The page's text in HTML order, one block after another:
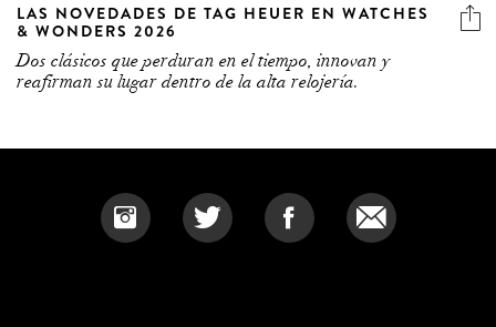
LAS NOVEDADES DE TAG HEUER EN WATCHES
& WONDERS 2026
Dos clásicos que perduran en el tiempo, innovan y
reafirman su lugar dentro de la alta relojería.